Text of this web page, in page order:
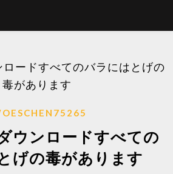
ードすべてのバラにはとげの
毒があります
ウンロードすべての
げの毒があります